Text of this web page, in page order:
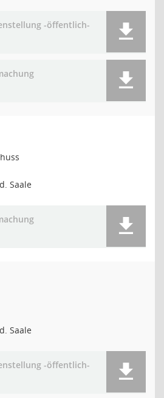
-öffentlich-
Saale
Saale
-öffentlich-